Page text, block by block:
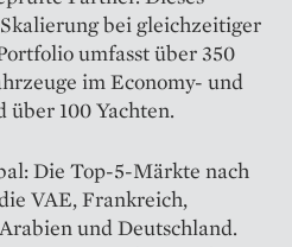
bei gleichzeitiger
umfasst über 350
im Economy- und
100 Yachten.
Die Top-5-Märkte nach
VAE, Frankreich,
und Deutschland.